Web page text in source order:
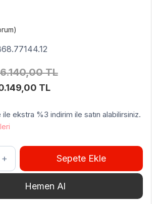
TL
TL.
TLŞu
fiyat:
ile ekstra %3 indirim ile satın alabilirsiniz.
Sepete Ekle
Hemen Al